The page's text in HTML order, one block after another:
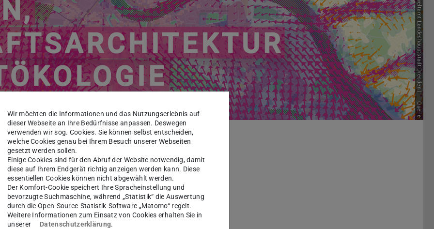
Bild: Umweltamt Landeshauptstadt Dresden |
Quelle
Landschaftsarchitektur und Stadtökologie FACHGEBIET
Plümer
Wir möchten die Informationen und das Nutzungserlebnis auf
dieser Webseite an Ihre Bedürfnisse anpassen. Deswegen
verwenden wir sog. Cookies. Sie können selbst entscheiden,
welche Cookies genau bei Ihrem Besuch unserer Webseiten
gesetzt werden sollen.
Einige Cookies sind für den Abruf der Website notwendig, damit
diese auf Ihrem Endgerät richtig anzeigen werden kann. Diese
essentiellen Cookies können nicht abgewählt werden.
Der Komfort-Cookie speichert Ihre Spracheinstellung und
bevorzugte Suchmaschine, während „Statistik“ die Auswertung
durch die Open-Source-Statistik-Software „Matomo“ regelt.
Weitere Informationen zum Einsatz von Cookies erhalten Sie in
unserer
Datenschutzerklärung.